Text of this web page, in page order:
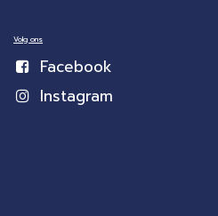
Volg ons
Facebook
Instagram